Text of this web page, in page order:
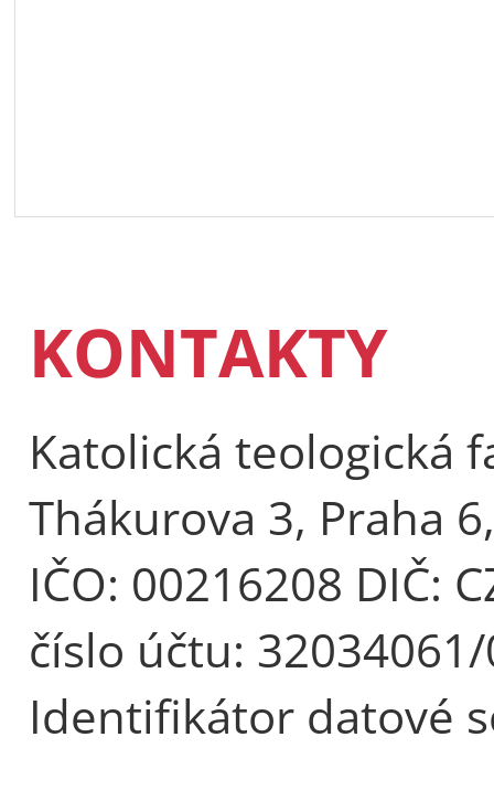
KONTAKTY
Katolická teologická
Thákurova 3, Praha
IČO: 00216208 DIČ:
číslo účtu:
Identifikátor datové